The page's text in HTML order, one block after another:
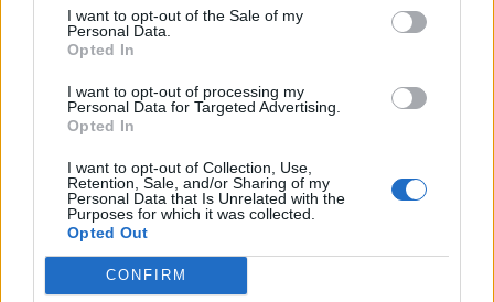
I want to opt-out of the Sale of my
Personal Data.
Opted In
I want to opt-out of processing my
Personal Data for Targeted Advertising.
Opted In
I want to opt-out of Collection, Use,
Retention, Sale, and/or Sharing of my
Personal Data that Is Unrelated with the
Purposes for which it was collected.
Opted Out
CONFIRM
CELEBRITIES